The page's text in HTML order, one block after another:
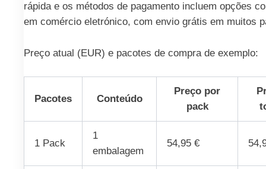
rápida e os métodos de pagamento incluem opções
em comércio eletrónico, com envio grátis em muitos
Preço atual (EUR) e pacotes de compra de exemplo:
Pacotes Conteúdo
Preço por
pack
1 Pack
1
embalagem
54,95 €